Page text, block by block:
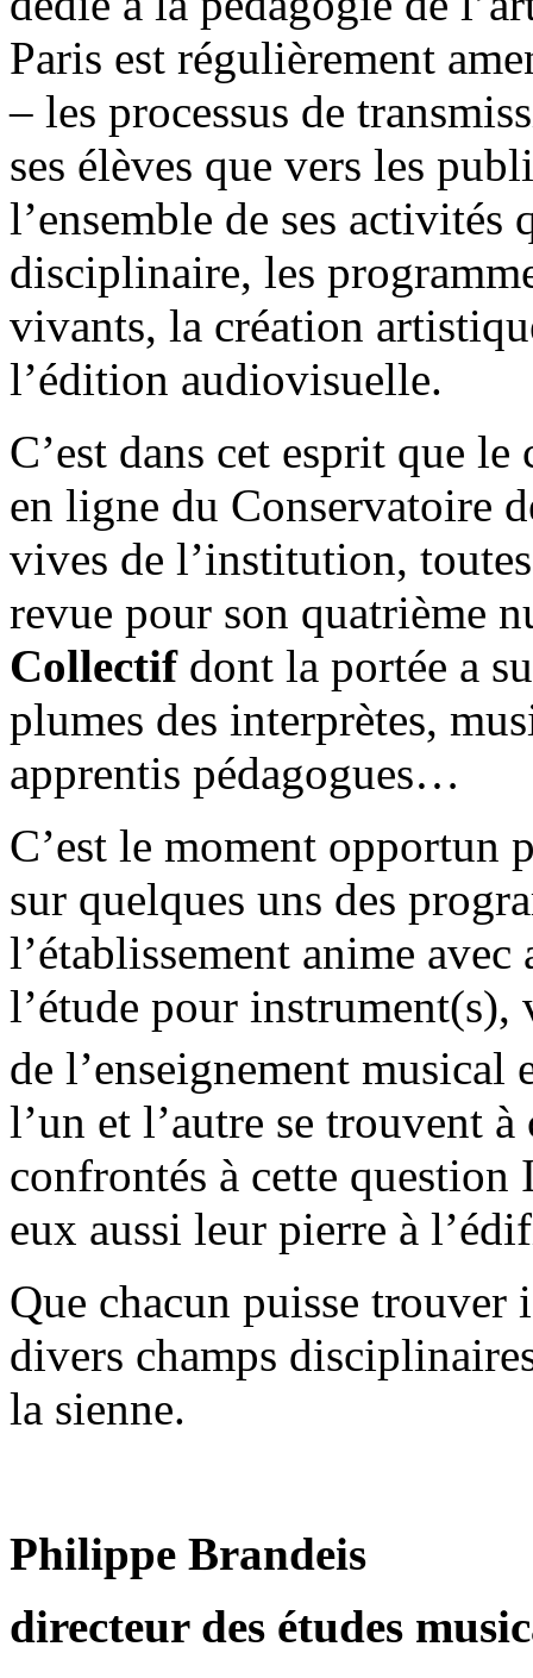
Paris est régulièrement
– les processus de
ses élèves que vers les
l’ensemble de ses activités
disciplinaire, les
vivants, la création
l’édition audiovisuelle.
C’est dans cet esprit que
en ligne du Conservatoire
vives de l’institution,
revue pour son quatrième
Collectifdont la portée a
plumes des interprètes,
apprentis pédagogues…
C’est le moment opportun
sur quelques uns des
l’établissement anime
l’étude pour
de l’enseignement musical
l’un et l’autre se trouvent
confrontés à cette
eux aussi leur pierre à
Que chacun puisse trouver
divers champs
la sienne.
Philippe Brandeis
directeur des études